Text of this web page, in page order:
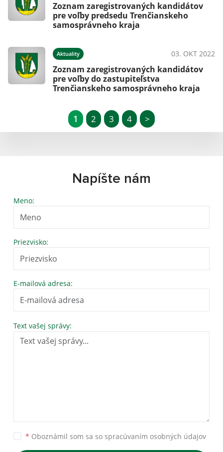
Zoznam zaregistrovaných kandidátov
pre voľby predsedu Trenčianskeho
samosprávneho kraja
Aktuality 03. OKT 2022
Zoznam zaregistrovaných kandidátov
pre voľby do zastupiteľstva
Trenčianskeho samosprávneho kraja
1 2 3 4 >
Napíšte nám
Meno:
Priezvisko:
E-mailová adresa:
Text vašej správy:
* Oboznámil som sa so spracúvaním osobných údajov